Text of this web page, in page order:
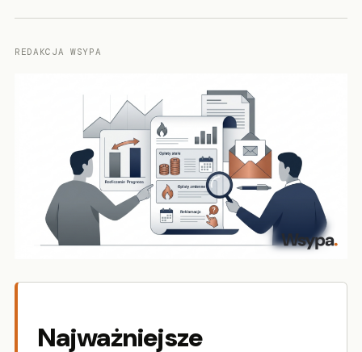
REDAKCJA WSYPA
Najważniejsze